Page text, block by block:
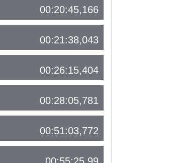
00:20:45,166
00:21:38,043
00:26:15,404
00:28:05,781
00:51:03,772